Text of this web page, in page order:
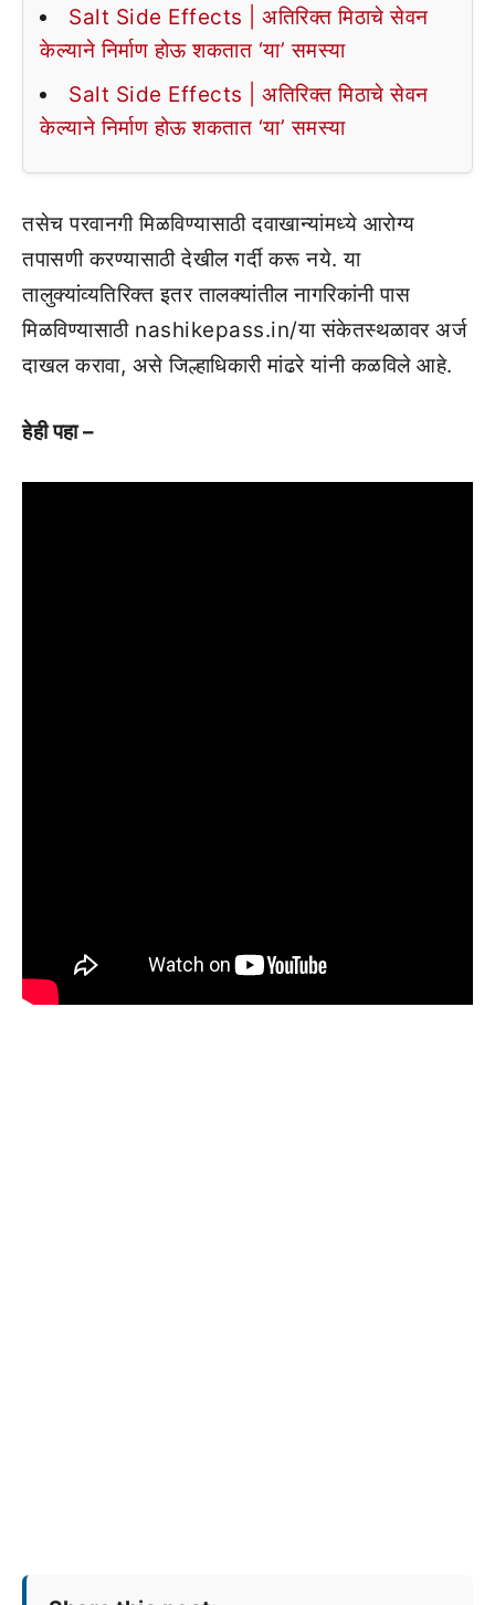
Salt Side Effects | अतिरिक्त मिठाचे सेवन
केल्याने निर्माण होऊ शकतात ‘या’ समस्या
Salt Side Effects | अतिरिक्त मिठाचे सेवन
केल्याने निर्माण होऊ शकतात ‘या’ समस्या
तसेच परवानगी मिळविण्यासाठी दवाखान्यांमध्ये आरोग्य
तपासणी करण्यासाठी देखील गर्दी करू नये. या
तालुक्यांव्यतिरिक्त इतर तालक्यांतील नागरिकांनी पास
मिळविण्यासाठी nashikepass.in/या संकेतस्थळावर अर्ज
दाखल करावा, असे जिल्हाधिकारी मांढरे यांनी कळविले आहे.
हेही पहा –